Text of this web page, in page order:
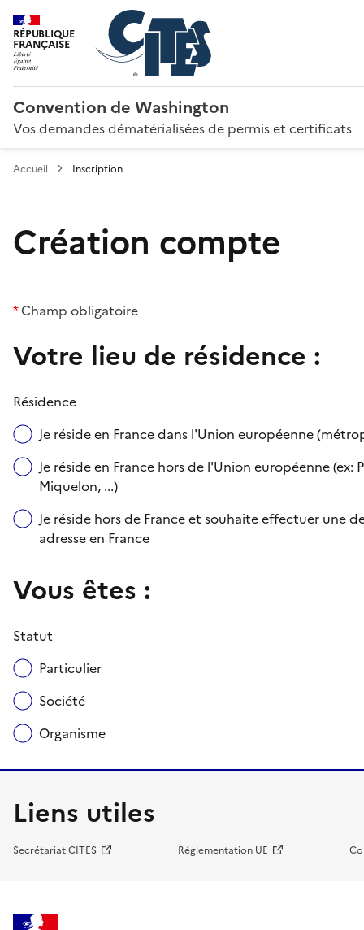
RÉPUBLIQUE
FRANÇAISE
Convention de Washington
Vos demandes dématérialisées de permis et certificats
Accueil Inscription
Création compte
*Champ obligatoire
Votre lieu de résidence :
Résidence
Je réside en France dans l'Union européenne
Je réside en France hors de l'Union européenne
Miquelon, ...)
Je réside hors de France et souhaite effectuer une
adresse en France
Vous êtes :
Statut
Particulier
Société
Organisme
Liens utiles
Secrétariat CITES Réglementation UE